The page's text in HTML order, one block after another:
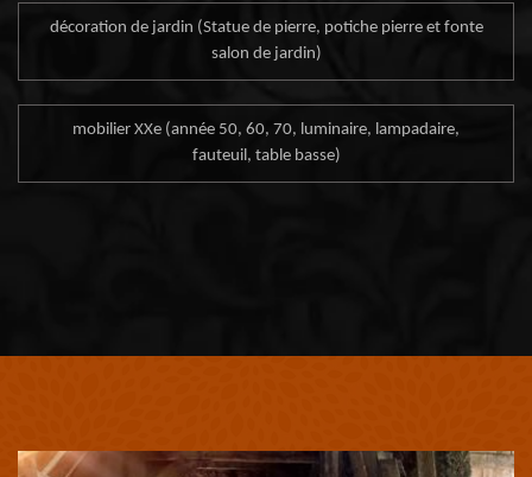
décoration de jardin (Statue de pierre, potiche pierre et fonte
salon de jardin)
mobilier XXe (année 50, 60, 70, luminaire, lampadaire,
fauteuil, table basse)